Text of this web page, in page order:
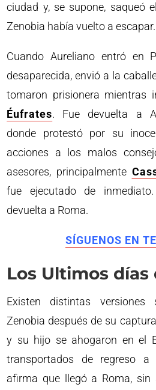
ciudad y, se supone, saqueó
Zenobia había vuelto a escapar.
Cuando Aureliano entró en
desaparecida, envió a la
tomaron prisionera mientras
Éufrates. Fue devuelta a
donde protestó por su
acciones a los malos
asesores, principalmente
fue ejecutado de
devuelta a Roma.
SÍGUENOS EN
Los Ultimos días
Existen distintas
Zenobia después de su
y su hijo se ahogaron en el
transportados de regreso a
afirma que llegó a Roma,